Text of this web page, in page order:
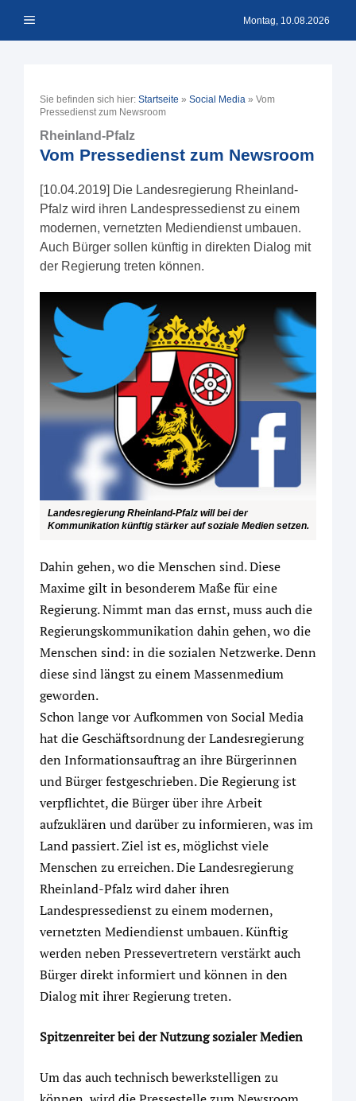
Inhalt Menü Montag, 10.08.2026
Sie befinden sich hier: Startseite » Social Media » Vom
Pressedienst zum Newsroom
Rheinland-Pfalz
Vom Pressedienst zum Newsroom
[10.04.2019] Die Landesregierung Rheinland-
Pfalz wird ihren Landespressedienst zu einem
modernen, vernetzten Mediendienst umbauen.
Auch Bürger sollen künftig in direkten Dialog mit
der Regierung treten können.
Landesregierung Rheinland-Pfalz will bei der
Kommunikation künftig stärker auf soziale Medien setzen.
Dahin gehen, wo die Menschen sind. Diese
Maxime gilt in besonderem Maße für eine
Regierung. Nimmt man das ernst, muss auch die
Regierungskommunikation dahin gehen, wo die
Menschen sind: in die sozialen Netzwerke. Denn
diese sind längst zu einem Massenmedium
geworden.
Schon lange vor Aufkommen von Social Media
hat die Geschäftsordnung der Landesregierung
den Informationsauftrag an ihre Bürgerinnen
und Bürger festgeschrieben. Die Regierung ist
verpflichtet, die Bürger über ihre Arbeit
aufzuklären und darüber zu informieren, was im
Land passiert. Ziel ist es, möglichst viele
Menschen zu erreichen. Die Landesregierung
Rheinland-Pfalz wird daher ihren
Landespressedienst zu einem modernen,
vernetzten Mediendienst umbauen. Künftig
werden neben Pressevertretern verstärkt auch
Bürger direkt informiert und können in den
Dialog mit ihrer Regierung treten.
Spitzenreiter bei der Nutzung sozialer Medien
Um das auch technisch bewerkstelligen zu